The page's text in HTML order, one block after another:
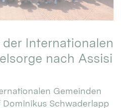
Internationalen
nach Assisi
Gemeinden
Schwaderlapp